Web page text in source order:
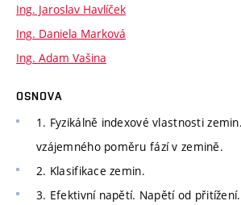
Ing. Jaroslav Havlíček
Ing. Daniela Marková
Ing. Adam Vašina
OSNOVA
1. Fyzikálně indexové vlastnosti
vzájemného poměru fází v zemině.
2. Klasifikace zemin.
3. Efektivní napětí. Napětí od přitížení.